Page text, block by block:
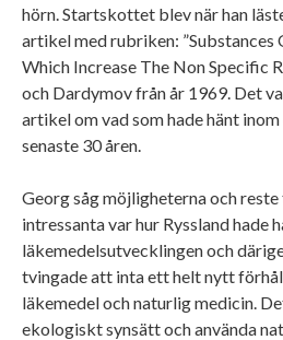
hörn. Startskottet blev när han
artikel med rubriken:
Which Increase The Non Specific
och Dardymov från år 1969. Det
artikel om vad som hade hänt
senaste 30 åren.
Georg såg möjligheterna och
intressanta var hur Ryssland hade
läkemedelsutvecklingen och
tvingade att inta ett helt nytt
läkemedel och naturlig medicin.
ekologiskt synsätt och använda